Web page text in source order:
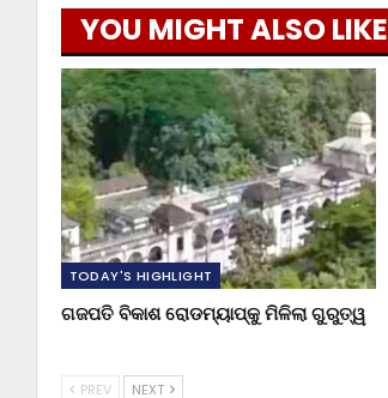
YOU MIGHT ALSO LIKE
TODAY'S HIGHLIGHT
ଗଜପତି ବିକାଶ ରୋଡମ୍ୟାପ୍‌କୁ ମିଳିଲା ଗୁରୁତ୍ୱ
PREV NEXT